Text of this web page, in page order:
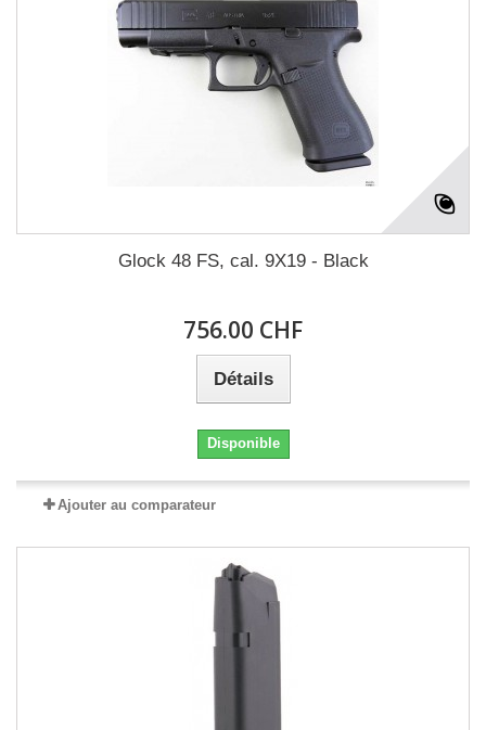
Glock 48 FS, cal. 9X19 - Black
756.00 CHF
Détails
Disponible
Ajouter au comparateur